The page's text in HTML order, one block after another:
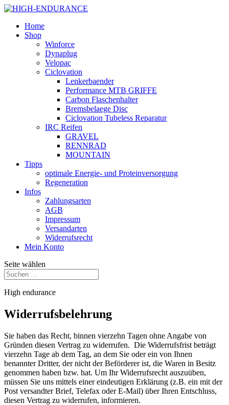
Home
Shop
Winforce
Dynaplug
Velopac
Ciclovation
Lenkerbaender
Performance MTB GRIFFE
Carbon Flaschenhalter
Bremsbelaege Disc
Ciclovation Tubeless Reparatur
IRC Reifen
GRAVEL
RENNRAD
MOUNTAIN
Tipps
optimale Energie- und Proteinversorgung
Regeneration
Infos
Zahlungsarten
AGB
Impressum
Versandarten
Widerrufsrecht
Mein Konto
Seite wählen
High endurance
Widerrufsbelehrung
Sie haben das Recht, binnen vierzehn Tagen ohne Angabe von
Gründen diesen Vertrag zu widerrufen. Die Widerrufsfrist beträgt
vierzehn Tage ab dem Tag, an dem Sie oder ein von Ihnen
benannter Dritter, der nicht der Beförderer ist, die Waren in Besitz
genommen haben bzw. hat. Um Ihr Widerrufsrecht auszuüben,
müssen Sie uns mittels einer eindeutigen Erklärung (z.B. ein mit der
Post versandter Brief, Telefax oder E-Mail) über Ihren Entschluss,
diesen Vertrag zu widerrufen, informieren.